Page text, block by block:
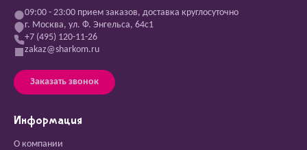
09:00 - 23:00 прием заказов, доставка круглосуточно
г. Москва, ул. Ф. Энгельса, 64с1
+7 (495) 120-11-26
zakaz@sharkom.ru
Заказать звонок
Информация
О компании